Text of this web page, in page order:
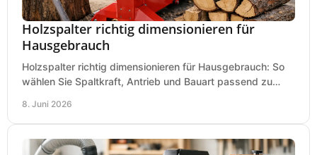
Holzspalter richtig dimensionieren für
Hausgebrauch
Holzspalter richtig dimensionieren für Hausgebrauch: So
wählen Sie Spaltkraft, Antrieb und Bauart passend zu
8. Juni 2026